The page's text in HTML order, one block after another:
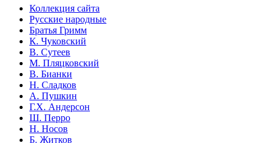
Коллекция сайта
Русские народные
Братья Гримм
К. Чуковский
В. Сутеев
М. Пляцковский
В. Бианки
Н. Сладков
А. Пушкин
Г.Х. Андерсон
Ш. Перро
Н. Носов
Б. Житков